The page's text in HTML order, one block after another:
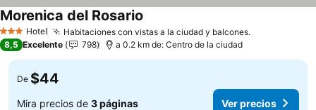
3 Estrellas
Hotel Habitaciones con vistas a la ciudad y balcones.Ver precios
Morenica del Rosario
8,5 Excelente 798 a 0.2 km de: Centro de la ciudad
De $44
Mira precios de 3 páginas Ver precios